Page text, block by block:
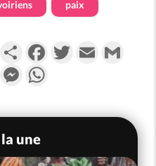
paix
PartagerFacebookTwitterEmail
Messenger
une